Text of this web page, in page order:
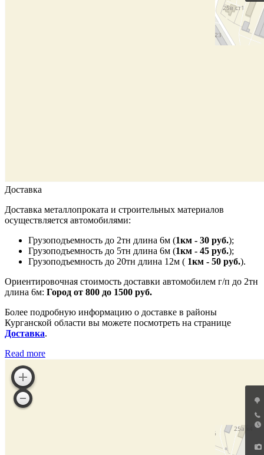
Доставка
Доставка металлопроката и строительных материалов
осуществляется автомобилями:
Грузоподъемность до 2тн длина 6м (1км - 30 руб.);
Грузоподъемность до 5тн длина 6м (1км - 45 руб.);
Грузоподъемность до 20тн длина 12м ( 1км - 50 руб.).
Ориентировочная стоимость доставки автомобилем г/п до 2тн
длина 6м: Город от 800 до 1500 руб.
Более подробную информацию о доставке в районы
Курганской области вы можете посмотреть на странице
Доставка.
Read more